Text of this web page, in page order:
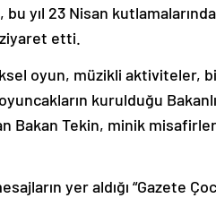
yıl 23 Nisan
etti.
oyun, müzikli aktiviteler,
kurulduğu
Bakan Tekin, minik
yer aldığı “Gazete